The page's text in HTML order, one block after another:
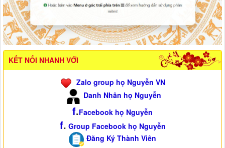
KẾT NỐI NHANH VỚI
Zalo group họ Nguyễn VN
Danh Nhân họ Nguyễn
f.Facebook họ Nguyễn
f. Group Facebook họ Nguyễn
Đăng Ký Thành Viên